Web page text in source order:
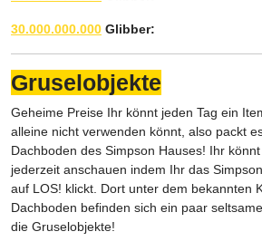
30.000.000.000 Glibber:
Gruselobjekte
Geheime Preise Ihr könnt jeden Tag ein
alleine nicht verwenden könnt, also packt
Dachboden des Simpson Hauses! Ihr
jederzeit anschauen indem Ihr das
auf LOS! klickt. Dort unter dem bekannten
Dachboden befinden sich ein paar
die Gruselobjekte!